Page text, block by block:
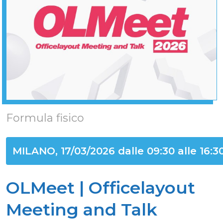
Formula fisico
MILANO, 17/03/2026 dalle 09:30 alle
OLMeet | Officelayout
Meeting and Talk